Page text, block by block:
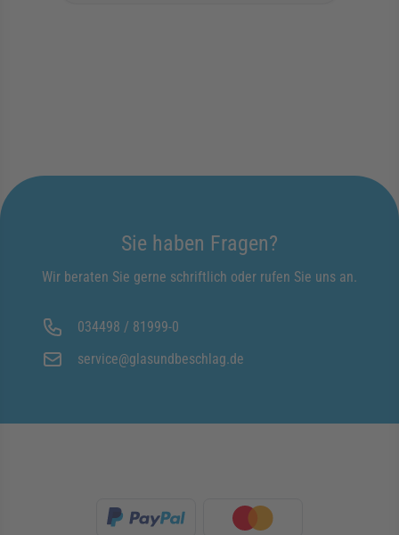
Sie haben Fragen?
Wir beraten Sie gerne schriftlich oder rufen Sie uns an.
034498 / 81999-0
service@glasundbeschlag.de